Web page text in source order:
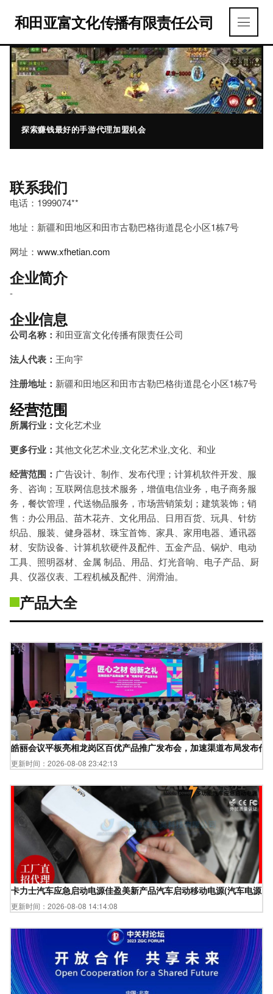
和田亚富文化传播有限责任公司
探索赚钱最好的手游代理加盟机会
联系我们
电话：1999074**
地址：新疆和田地区和田市古勒巴格街道昆仑小区1栋7号
网址： www.xfhetian.com
企业简介
-
企业信息
公司名称： 和田亚富文化传播有限责任公司
法人代表： 王向宇
注册地址： 新疆和田地区和田市古勒巴格街道昆仑小区1栋7号
经营范围
所属行业： 文化艺术业
更多行业： 其他文化艺术业,文化艺术业,文化、和业
经营范围： 广告设计、制作、发布代理；计算机软件开发、服
务、咨询；互联网信息技术服务，增值电信业务，电子商务服
务，餐饮管理，代送物品服务，市场营销策划；建筑装饰；销
售：办公用品、苗木花卉、文化用品、日用百货、玩具、针纺
织品、服装、健身器材、珠宝首饰、家具、家用电器、通讯器
材、安防设备、计算机软硬件及配件、五金产品、锅炉、电动
工具、照明器材、金属 制品、用品、灯光音响、电子产品、厨
具、仪器仪表、工程机械及配件、润滑油。
产品大全
皓丽会议平板亮相龙岗区百优产品推广发布会，加速渠道布局发布代
更新时间：2026-08-08 23:42:13
卡力士汽车应急启动电源佳盈美新产品汽车启动移动电源(汽车电源,
更新时间：2026-08-08 14:14:08